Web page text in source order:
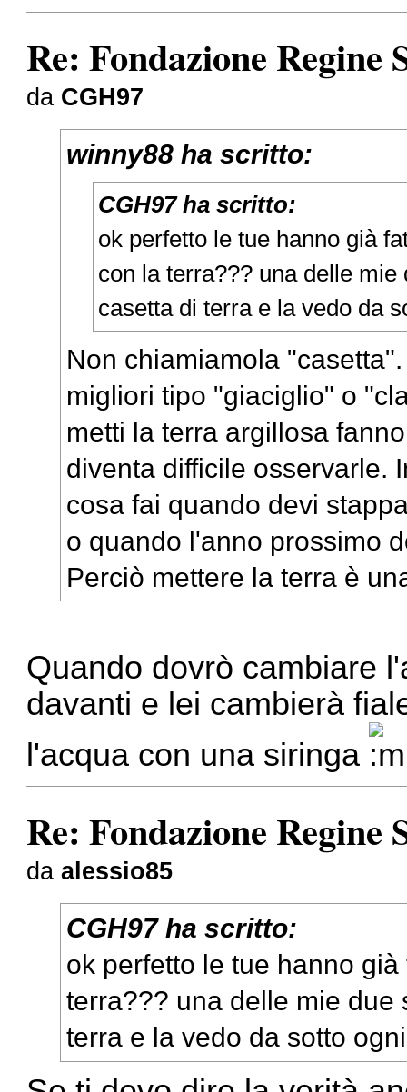
Re: Fondazione Regine
da CGH97
winny88 ha scritto:
CGH97 ha scritto:
ok perfetto le tue hanno già
con la terra??? una delle mie
casetta di terra e la vedo da
Non chiamiamola
migliori tipo "giaciglio" o
metti la terra argillosa
diventa difficile osservarle.
cosa fai quando devi
o quando l'anno prossimo
Perciò mettere la terra è
Quando dovrò cambiare
davanti e lei cambierà
l'acqua con una siringa
Re: Fondazione Regine
daalessio85
CGH97 ha scritto:
ok perfetto le tue hanno
terra??? una delle mie due
terra e la vedo da sotto